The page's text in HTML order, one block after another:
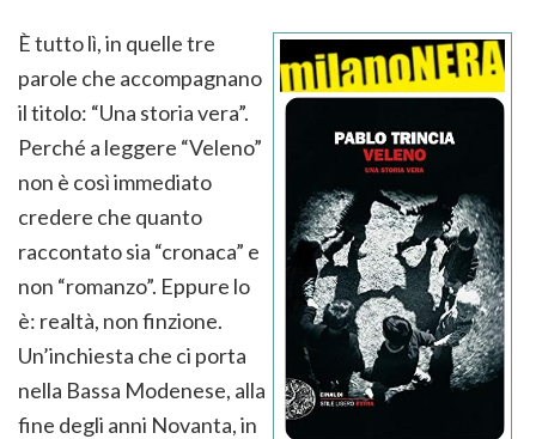
È tutto lì, in quelle tre
parole che accompagnano
il titolo: “Una storia vera”.
Perché a leggere “Veleno”
non è così immediato
credere che quanto
raccontato sia “cronaca” e
non “romanzo”. Eppure lo
è: realtà, non finzione.
Un’inchiesta che ci porta
nella Bassa Modenese, alla
fine degli anni Novanta, in